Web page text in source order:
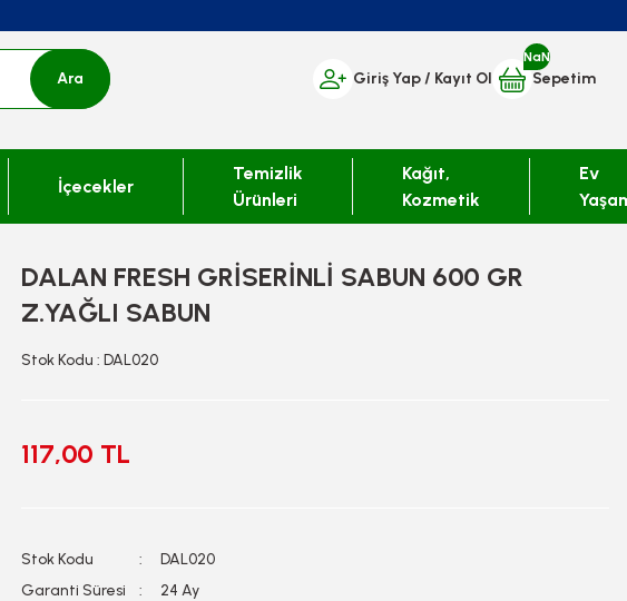
Ara Giriş Yap/ Kayıt Ol
NaN
Sepetim
İçecekler
Temizlik
Ürünleri
Kağıt,
Kozmetik
Ev
DALAN FRESH GRİSERİNLİ SABUN 600 GR
Z.YAĞLI SABUN
Stok Kodu : DAL020
117,00 TL
Stok Kodu
DAL020
Garanti Süresi
24 Ay